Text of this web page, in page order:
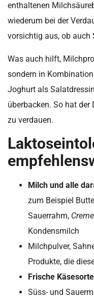
enthaltenen
wiederum bei der
vorsichtig aus, ob auch
Was auch hilft,
sondern in
Joghurt als
überbacken. So hat
zu verdauen.
Milch und alle
zum Beispiel
Sauerrahm,
Kondensmilch
Milchpulver,
Produkte, die
Frische
Süss- und